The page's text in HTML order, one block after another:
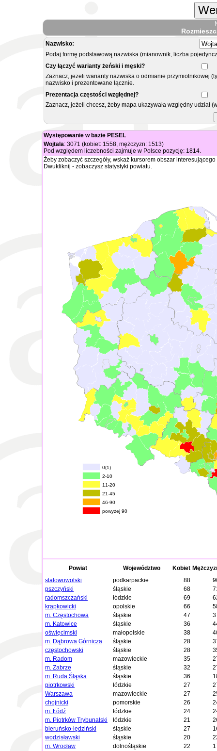
Nazwisko:
Podaj formę podstawową nazwiska (mianownik, liczba
Czy łączyć warianty żeński i męski?
Zaznacz, jeżeli warianty nazwiska o odmianie przymiotnikowej
nazwisko i prezentowane łącznie.
Prezentacja częstości względnej?
Zaznacz, jeżeli chcesz, żeby mapa ukazywała względny
Występowanie w bazie PESEL
Wojtala: 3071 (kobiet: 1558, mężczyzn: 1513)
Pod względem liczebności zajmuje w Polsce pozycję: 1814.
Żeby zobaczyć szczegóły, wskaż kursorem obszar
Dwukliknij - zobaczysz statystyki powiatu.
0(1)
2-10
11-20
21-45
46-90
powyżej 90
Powiat Województwo Kobiet
stalowowolski
podkarpackie 88
pszczyński
śląskie 68
radomszczański
łódzkie 69
krapkowicki
opolskie 66
m. Częstochowa
śląskie 47
m. Katowice
śląskie 36
oświęcimski
małopolskie 38
m. Dąbrowa Górnicza
śląskie 28
częstochowski
śląskie 28
m. Radom
mazowieckie 35
m. Zabrze
śląskie 32
m. Ruda Śląska
śląskie 36
piotrkowski
łódzkie 27
Warszawa
mazowieckie 27
chojnicki
pomorskie 26
m. Łódź
łódzkie 24
m. Piotrków Trybunalski
łódzkie 21
bieruńsko-lędziński
śląskie 27
wodzisławski
śląskie 20
m. Wrocław
dolnośląskie 22